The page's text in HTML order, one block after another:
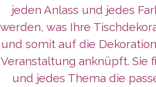
jeden Anlass und jedes
werden, was Ihre
und somit auf die
Veranstaltung anknüpft. Sie
und jedes Thema die